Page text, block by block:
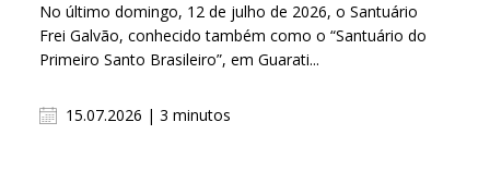
No último domingo, 12 de julho de 2026, o Santuário
Frei Galvão, conhecido também como o “Santuário do
Primeiro Santo Brasileiro”, em Guarati...
15.07.2026 | 3 minutos